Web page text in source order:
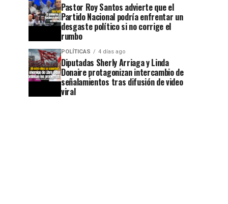
Pastor Roy Santos advierte que el
Partido Nacional podría enfrentar un
desgaste político si no corrige el
rumbo
POLÍTICAS 4 días ago
Diputadas Sherly Arriaga y Linda
Donaire protagonizan intercambio de
señalamientos tras difusión de video
viral